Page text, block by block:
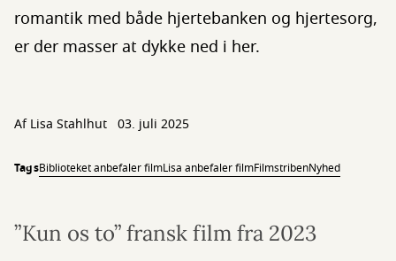
romantik med både hjertebanken og hjertesorg,
er der masser at dykke ned i her.
Af Lisa Stahlhut 03. juli 2025
TagsBiblioteket anbefaler filmLisa anbefaler filmFilmstribenNyhed
”Kun os to” fransk film fra 2023